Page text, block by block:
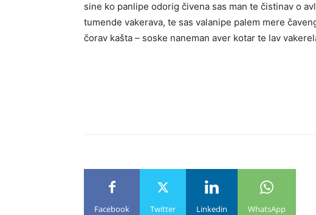
sine ko panlipe odorig čivena sas man te čistinav o
tumende vakerava, te sas valanipe palem mere
čorav kašta – soske naneman aver kotar te lav
Facebook Twitter Linkedin WhatsApp